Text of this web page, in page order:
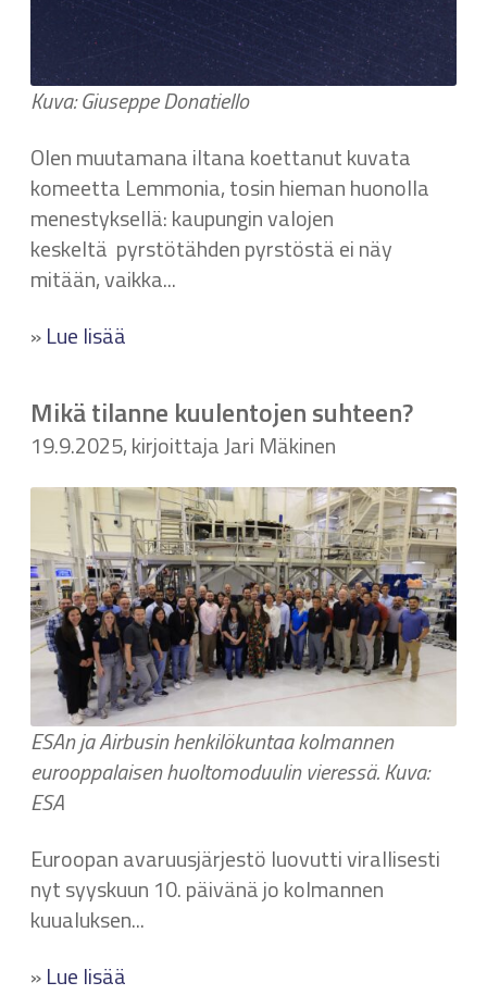
Kuva: Giuseppe Donatiello
Olen muutamana iltana koettanut kuvata
komeetta Lemmonia, tosin hieman huonolla
menestyksellä: kaupungin valojen
keskeltä pyrstötähden pyrstöstä ei näy
mitään, vaikka...
»Lue lisää
Mikä tilanne kuulentojen suhteen?
19.9.2025, kirjoittaja Jari Mäkinen
ESAn ja Airbusin henkilökuntaa kolmannen
eurooppalaisen huoltomoduulin vieressä. Kuva:
ESA
Euroopan avaruusjärjestö luovutti virallisesti
nyt syyskuun 10. päivänä jo kolmannen
kuualuksen...
»Lue lisää